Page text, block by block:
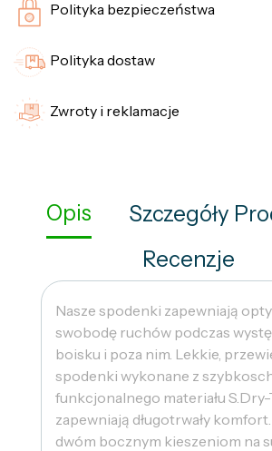
Polityka bezpieczeństwa
Polityka dostaw
Zwroty i reklamacje
Opis
Szczegóły
Recenzje
Nasze spodenki zapewniają
swobodę ruchów podczas
boisku i poza nim. Lekkie,
spodenki wykonane z
funkcjonalnego materiału
zapewniają długotrwały
dwóm bocznym kieszeniom na